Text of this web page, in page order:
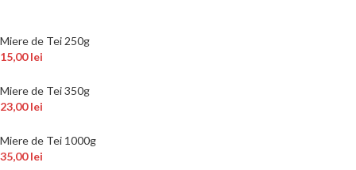
Miere de Tei 250g
15,00lei
Miere de Tei 350g
23,00lei
Miere de Tei 1000g
35,00lei